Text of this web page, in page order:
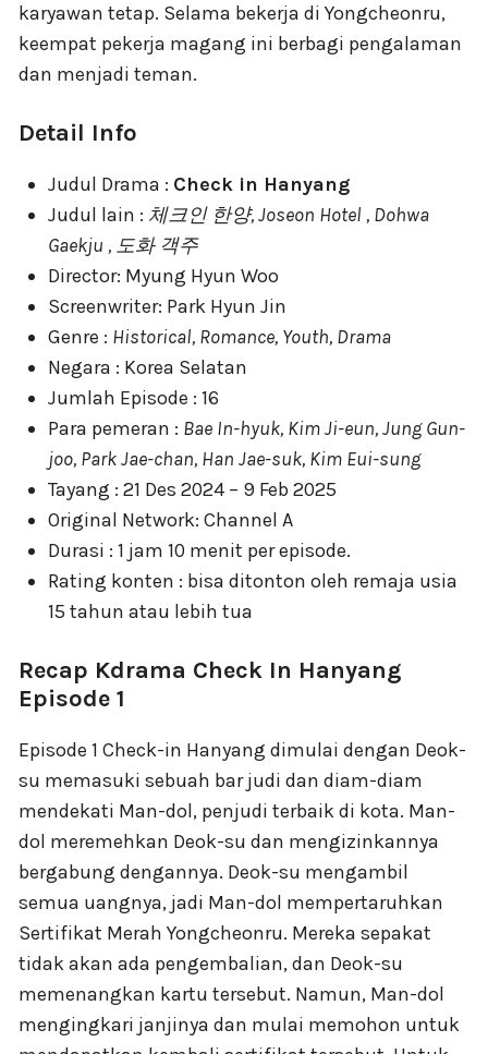
karyawan tetap. Selama bekerja di Yongcheonru,
keempat pekerja magang ini berbagi pengalaman
dan menjadi teman.
Detail Info
Judul Drama : Check in Hanyang
Judul lain : 체크인 한양, Joseon Hotel , Dohwa
Gaekju , 도화 객주
Director: Myung Hyun Woo
Screenwriter: Park Hyun Jin
Genre : Historical, Romance, Youth, Drama
Negara : Korea Selatan
Jumlah Episode : 16
Para pemeran : Bae In-hyuk, Kim Ji-eun, Jung Gun-
joo, Park Jae-chan, Han Jae-suk, Kim Eui-sung
Tayang : 21 Des 2024 – 9 Feb 2025
Original Network: Channel A
Durasi : 1 jam 10 menit per episode.
Rating konten : bisa ditonton oleh remaja usia
15 tahun atau lebih tua
Recap Kdrama Check In Hanyang
Episode 1
Episode 1 Check-in Hanyang dimulai dengan Deok-
su memasuki sebuah bar judi dan diam-diam
mendekati Man-dol, penjudi terbaik di kota. Man-
dol meremehkan Deok-su dan mengizinkannya
bergabung dengannya. Deok-su mengambil
semua uangnya, jadi Man-dol mempertaruhkan
Sertifikat Merah Yongcheonru. Mereka sepakat
tidak akan ada pengembalian, dan Deok-su
memenangkan kartu tersebut. Namun, Man-dol
mengingkari janjinya dan mulai memohon untuk